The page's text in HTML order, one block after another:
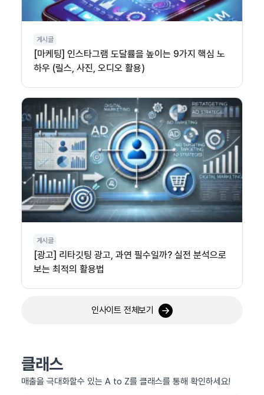
게시글
[마케팅] 인스타그램 도달률을 높이는 9가지 핵심 노
하우 (릴스, 사진, 오디오 활용)
게시글
[광고] 리타깃팅 광고, 과연 필수일까? 실전 분석으로
보는 최적의 활용법
인사이트 전체보기
클래스
매출을 극대화할수 있는 A to Z를 클래스를 통해 확인하세요!